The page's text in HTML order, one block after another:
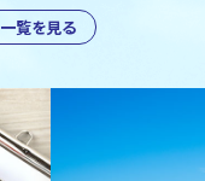
一覧を見る